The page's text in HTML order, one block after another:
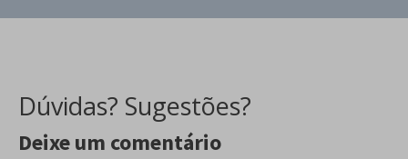
Dúvidas? Sugestões?
Deixe um comentário